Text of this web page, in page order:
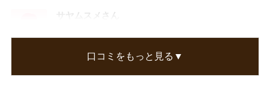
サヤムスメさん
購入しました。
口コミをもっと見る▼